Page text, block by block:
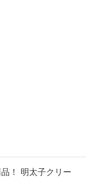
！ 明太子クリー